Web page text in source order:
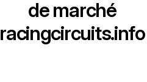
de marché
racingcircuits.info